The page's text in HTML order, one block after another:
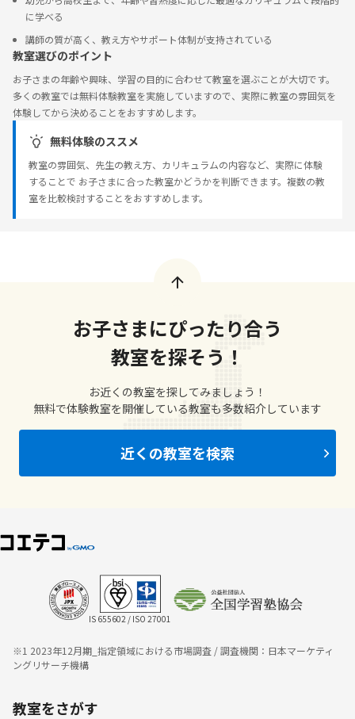
に学べる
講師の質が高く、教え方やサポート体制が支持されている
教室選びのポイント
お子さまの年齢や興味、学習の目的に合わせて教室を選ぶことが大切です。
多くの教室では無料体験教室を実施していますので、実際に教室の雰囲気を
体験してから決めることをおすすめします。
無料体験のススメ
教室の雰囲気、先生の教え方、カリキュラムの内容など、実際に体験
することで お子さまに合った教室かどうかを判断できます。複数の教
室を比較検討することをおすすめします。
お子さまにぴったり合う
教室を探そう！
お近くの教室を探してみましょう！
無料で体験教室を開催している教室も多数紹介しています
近くの教室を検索
IS 655602 / ISO 27001
※1 2023年12月期_指定領域における市場調査 / 調査機関：日本マーケティ
ングリサーチ機構
教室をさがす